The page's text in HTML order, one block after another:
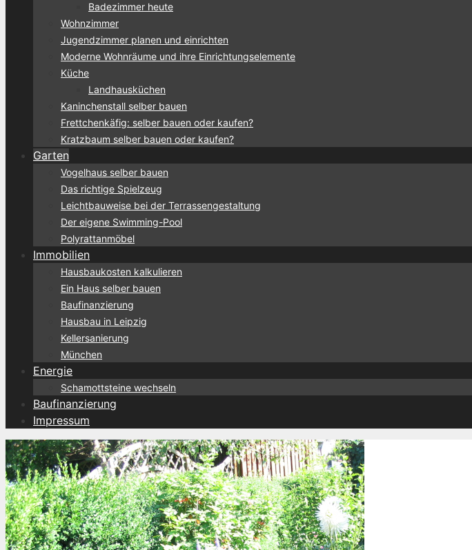
Badezimmer heute
Wohnzimmer
Jugendzimmer planen und einrichten
Moderne Wohnräume und ihre Einrichtungselemente
Küche
Landhausküchen
Kaninchenstall selber bauen
Frettchenkäfig: selber bauen oder kaufen?
Kratzbaum selber bauen oder kaufen?
Garten
Vogelhaus selber bauen
Das richtige Spielzeug
Leichtbauweise bei der Terrassengestaltung
Der eigene Swimming-Pool
Polyrattanmöbel
Immobilien
Hausbaukosten kalkulieren
Ein Haus selber bauen
Baufinanzierung
Hausbau in Leipzig
Kellersanierung
München
Energie
Schamottsteine wechseln
Baufinanzierung
Impressum